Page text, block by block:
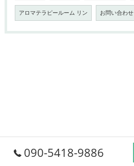
アロマテラピールーム リン お問い合わせ
090-5418-9886